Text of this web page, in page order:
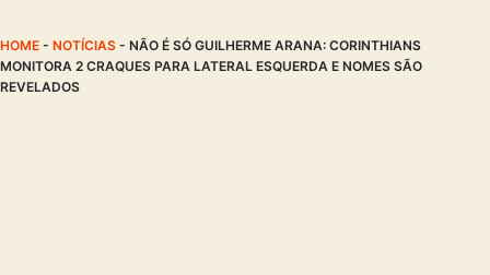
HOME - NOTÍCIAS - NÃO É SÓ GUILHERME ARANA: CORINTHIANS
MONITORA 2 CRAQUES PARA LATERAL ESQUERDA E NOMES SÃO
REVELADOS